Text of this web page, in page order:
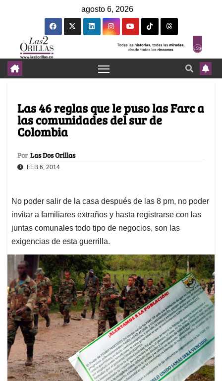
agosto 6, 2026
Las 46 reglas que le puso las Farc a
las comunidades del sur de
Colombia
Por Las Dos Orillas
FEB 6, 2014
No poder salir de la casa después de las 8 pm, no poder
invitar a familiares extraños y hasta registrarse con las
juntas comunales todo tipo de negocios, son las
exigencias de esta guerrilla.